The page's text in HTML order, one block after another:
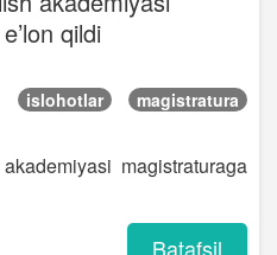
qildi
islohotlar magistratura
magistraturaga
Batafsil